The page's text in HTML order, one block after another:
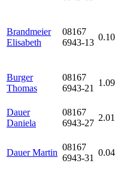
Brandmeier
Elisabeth
08167
6943-13
0.10
Burger
Thomas
08167
6943-21
1.09
Dauer
Daniela
08167
6943-27
2.01
Dauer Martin
08167
6943-31
0.04